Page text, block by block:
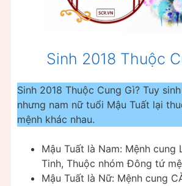
Sinh 2018 Thuộc
Sinh 2018 Thuộc Cung Gì? Tuy
nhưng nam nữ tuổi Mậu Tuất lại
mệnh khác nhau.
Mậu Tuất là Nam: Mệnh cung
Tinh, Thuộc nhóm Đông tứ
Mậu Tuất là Nữ: Mệnh cung